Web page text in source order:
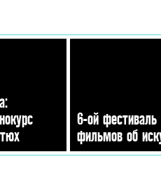
6-ой фестиваль
фильмов об